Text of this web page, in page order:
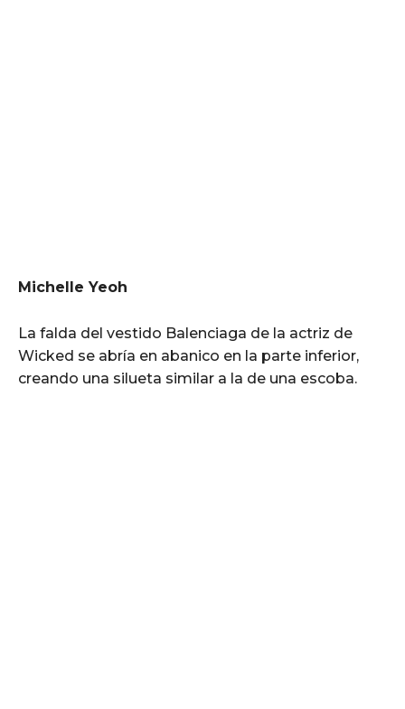
Michelle Yeoh
La falda del vestido Balenciaga de la actriz de
Wicked se abría en abanico en la parte inferior,
creando una silueta similar a la de una escoba.